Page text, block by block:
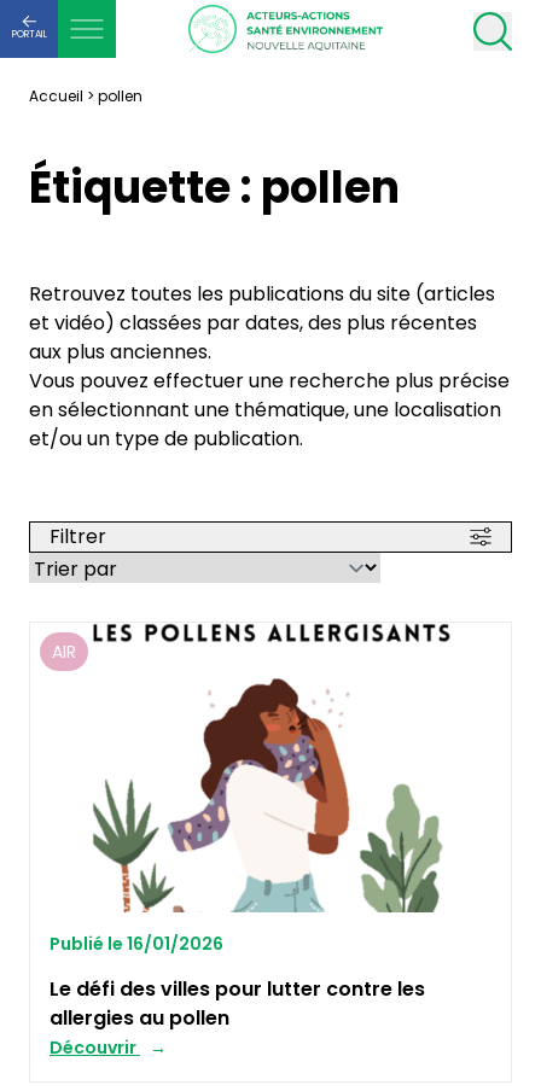
PORTAIL
Accueil > pollen
Étiquette : pollen
Retrouvez toutes les publications du site (articles
et vidéo) classées par dates, des plus récentes
aux plus anciennes.
Vous pouvez effectuer une recherche plus précise
en sélectionnant une thématique, une localisation
et/ou un type de publication.
Filtrer
AIR
Publié le 16/01/2026
Le défi des villes pour lutter contre les
allergies au pollen
Découvrir